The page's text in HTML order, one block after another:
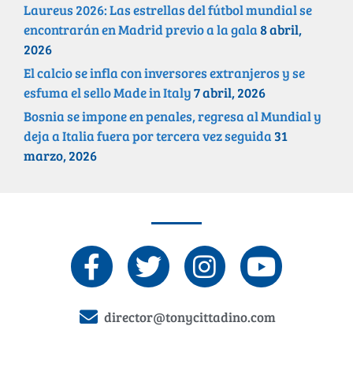
Laureus 2026: Las estrellas del fútbol mundial se
encontrarán en Madrid previo a la gala8 abril,
2026
El calcio se infla con inversores extranjeros y se
esfuma el sello Made in Italy7 abril, 2026
Bosnia se impone en penales, regresa al Mundial y
deja a Italia fuera por tercera vez seguida31
marzo, 2026
director@tonycittadino.com